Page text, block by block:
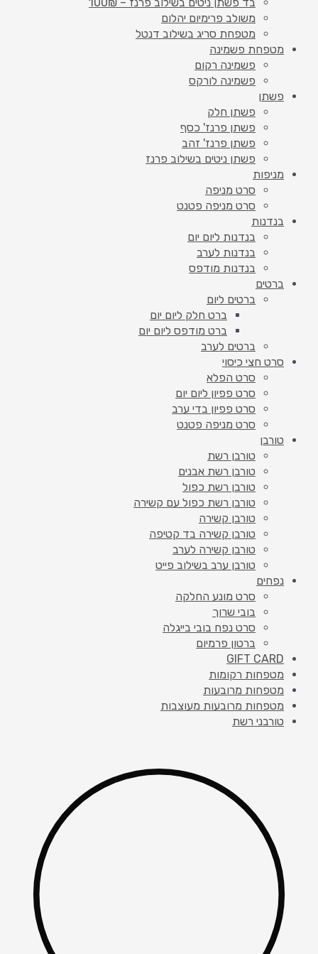
משולב פרימיום יהלום
מטפחת סריג בשילוב דנטל
מטפחת פשמינה
פשמינה רקום
פשמינה לורקס
פשתן
פשתן חלק
פשתן פרנז' כסף
פשתן פרנז' זהב
פשתן ניטים בשילוב פרנז
מניפות
סרט מניפה
סרט מניפה פטנט
בנדנות
בנדנות ליום יום
בנדנות לערב
בנדנות מודפס
ברטים
ברטים ליום
ברט חלק ליום יום
ברט מודפס ליום יום
ברטים לערב
סרט חצי כיסוי
סרט הפלא
סרט פפיון ליום יום
סרט פפיון בדי ערב
סרט מניפה פטנט
טורבן
טורבן רשת
טורבן רשת אבנים
טורבן רשת כפול
טורבן רשת כפול עם קשירה
טורבן קשירה
טורבן קשירה בד קטיפה
טורבן קשירה לערב
טורבן ערב בשילוב פייט
נפחים
סרט מונע החלקה
בובי שרוך
סרט נפח בובי בייגלה
ברטון פרמיום
GIFT CARD
מטפחות רקומות
מטפחות מרובעות
מטפחות מרובעות מעוצבות
טורבני רשת